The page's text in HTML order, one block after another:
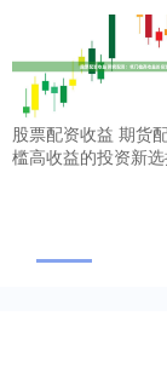
股票配资收益 期货
槛高收益的投资新